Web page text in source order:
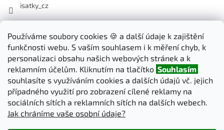
Používáme soubory cookies 🍪 a další údaje k zajištění
funkčnosti webu. S vaším souhlasem i k měření chyb, k
personalizaci obsahu našich webových stránek a k
reklamním účelům. Kliknutím na tlačítko Souhlasím
souhlasíte s využíváním cookies a dalších údajů vč. jejich
případného využití pro zobrazení cílené reklamy na
sociálních sítích a reklamních sítích na dalších webech.
Jak chráníme vaše osobní údaje?
isatky_cz
Odebírat newsletter
Vložte svůj e-mail a my vám budeme zasílat informace o nových
produktech na našem e-shopu.
E-mail
PŘIHLÁSIT SE